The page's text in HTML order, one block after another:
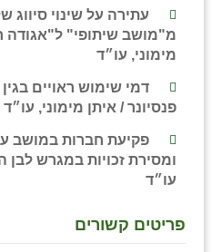
עתירה על שינוי סיווג
מ"מושב שיתופי" ל"אגודה
מימוני, עו״ד
דמי שימוש ראויים
פנסיונר / איתן מימוני, עו״ד
פקיעת חברות במושב
ומסירת זכויות במגרש לבן
עו״ד
פריטים קשורים